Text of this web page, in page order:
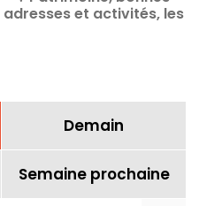
adresses et activités, les
Demain
Semaine prochaine